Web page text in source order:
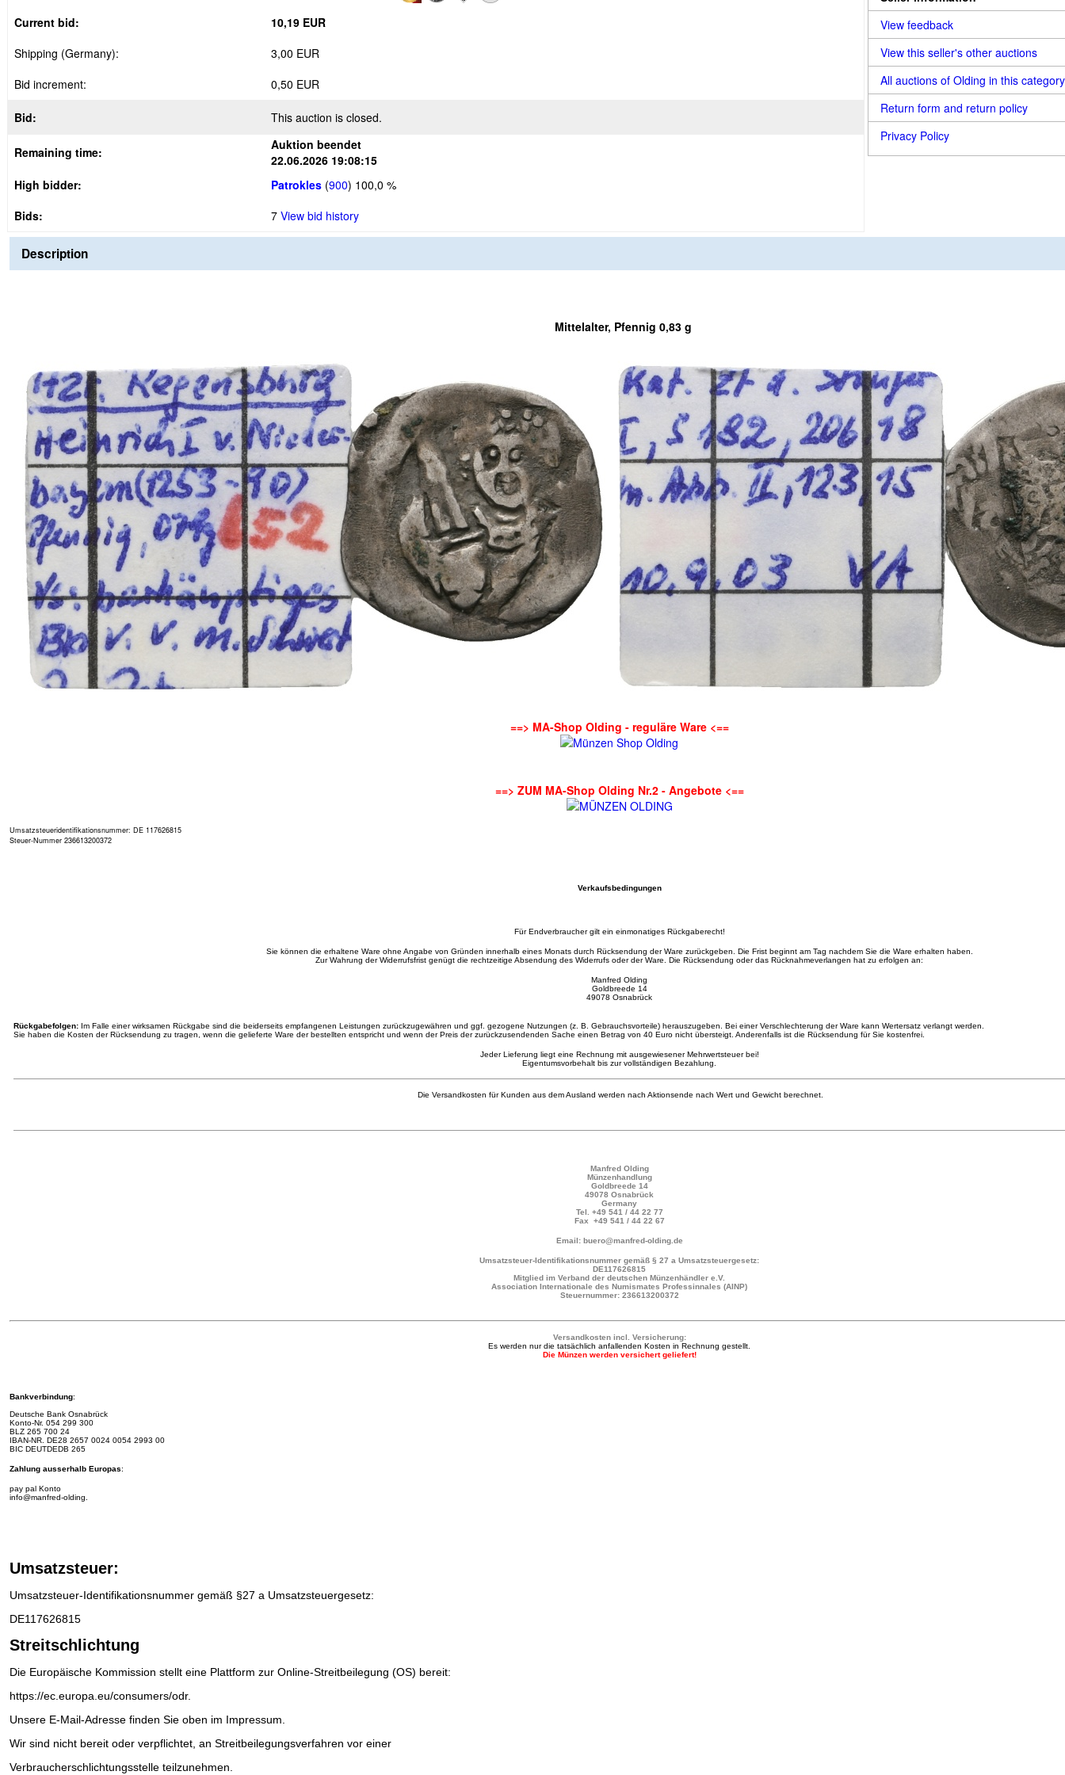
Current bid:
10,19 EUR
Shipping (Germany):
3,00 EUR
Bid increment:
0,50 EUR
Bid: This auction is closed.
Remaining time:
Auktion beendet
22.06.2026 19:08:15
High bidder:
Patrokles (900) 100,0 %
Bids:
7 View bid history
View feedback
View this seller's other auctions
All auctions of Olding in this category
Return form and return policy
Privacy Policy
Description
Mittelalter, Pfennig 0,83 g
==> MA-Shop Olding - reguläre Ware <==
==> ZUM MA-Shop Olding Nr.2 - Angebote <==
Umsatzsteueridentifikationsnummer: DE 117626815
Steuer-Nummer 236613200372
Verkaufsbedingungen
Für Endverbraucher gilt ein einmonatiges Rückgaberecht!
Sie können die erhaltene Ware ohne Angabe von Gründen innerhalb eines Monats durch Rücksendung der Ware zurückgeben. Die Frist beginnt am Tag nachdem Sie die Ware erhalten haben.
Zur Wahrung der Widerrufsfrist genügt die rechtzeitige Absendung des Widerrufs oder der Ware. Die Rücksendung oder das Rücknahmeverlangen hat zu erfolgen an:
Manfred Olding
Goldbreede 14
49078 Osnabrück
Rückgabefolgen: Im Falle einer wirksamen Rückgabe sind die beiderseits empfangenen Leistungen zurückzugewähren und ggf. gezogene Nutzungen (z. B. Gebrauchsvorteile) herauszugeben. Bei einer Verschlechterung der Ware kann Wertersatz verlangt werden.
Sie haben die Kosten der Rücksendung zu tragen, wenn die gelieferte Ware der bestellten entspricht und wenn der Preis der zurückzusendenden Sache einen Betrag von 40 Euro nicht übersteigt. Anderenfalls ist die Rücksendung für Sie kostenfrei.
Jeder Lieferung liegt eine Rechnung mit ausgewiesener Mehrwertsteuer bei!
Eigentumsvorbehalt bis zur vollständigen Bezahlung.
Die Versandkosten für Kunden aus dem Ausland werden nach Aktionsende nach Wert und Gewicht berechnet.
Manfred Olding
Münzenhandlung
Goldbreede 14
49078 Osnabrück
Germany
Tel. +49 541 / 44 22 77
Fax +49 541 / 44 22 67
Email: buero@manfred-olding.de
Umsatzsteuer-Identifikationsnummer gemäß § 27 a Umsatzsteuergesetz:
DE117626815
Mitglied im Verband der deutschen Münzenhändler e.V.
Association Internationale des Numismates Professinnales (AINP)
Steuernummer: 236613200372
Versandkosten incl. Versicherung:
Es werden nur die tatsächlich anfallenden Kosten in Rechnung gestellt.
Die Münzen werden versichert geliefert!
Bankverbindung:
Deutsche Bank Osnabrück
Konto-Nr. 054 299 300
BLZ 265 700 24
IBAN-NR. DE28 2657 0024 0054 2993 00
BIC DEUTDEDB 265
Zahlung ausserhalb Europas:
pay pal Konto
info@manfred-olding.
Umsatzsteuer:
Umsatzsteuer-Identifikationsnummer gemäß §27 a Umsatzsteuergesetz:
DE117626815
Streitschlichtung
Die Europäische Kommission stellt eine Plattform zur Online-Streitbeilegung (OS) bereit:
https://ec.europa.eu/consumers/odr.
Unsere E-Mail-Adresse finden Sie oben im Impressum.
Wir sind nicht bereit oder verpflichtet, an Streitbeilegungsverfahren vor einer
Verbraucherschlichtungsstelle teilzunehmen.